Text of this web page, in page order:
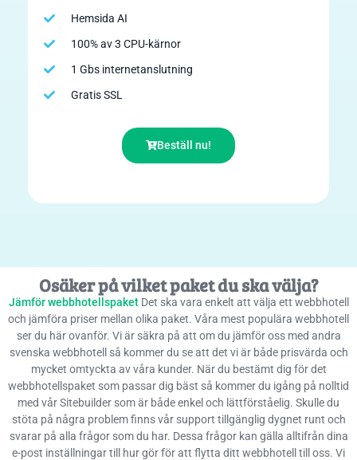
Hemsida AI
100% av 3 CPU-kärnor
1 Gbs internetanslutning
Gratis SSL
Beställ nu!
Osäker på vilket paket du ska välja?
Jämför webbhotellspaketDet ska vara enkelt att välja ett webbhotell
och jämföra priser mellan olika paket. Våra mest populära webbhotell
ser du här ovanför. Vi är säkra på att om du jämför oss med andra
svenska webbhotell så kommer du se att det vi är både prisvärda och
mycket omtyckta av våra kunder. När du bestämt dig för det
webbhotellspaket som passar dig bäst så kommer du igång på nolltid
med vår Sitebuilder som är både enkel och lättförståelig. Skulle du
stöta på några problem finns vår support tillgänglig dygnet runt och
svarar på alla frågor som du har. Dessa frågor kan gälla alltifrån dina
e-post inställningar till hur gör för att flytta ditt webbhotell till oss. Vi